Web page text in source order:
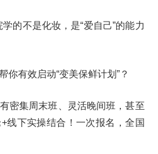
的不是化妆，是“爱自己”的能力
你有效启动“变美保鲜计划”？
密集周末班、灵活晚间班，甚至
线下实操结合！一次报名，全国